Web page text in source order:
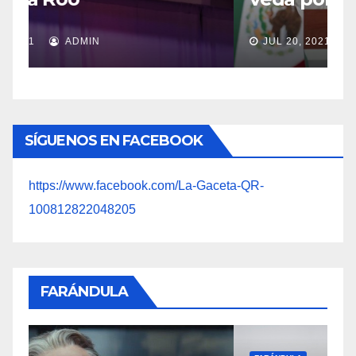
JUL 20, 2021
SÍGUENOS EN FACEBOOK
https://www.facebook.com/La-Gaceta-QR-
100812822048205
FARÁNDULA